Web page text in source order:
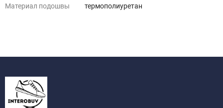
Материал подошвы термополиуретан